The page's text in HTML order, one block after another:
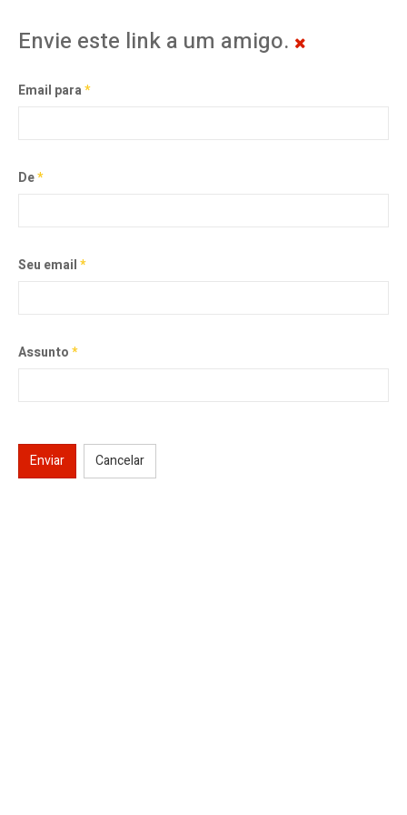
Envie este link a um amigo.
Email para*
De*
Seu email*
Assunto*
Enviar Cancelar